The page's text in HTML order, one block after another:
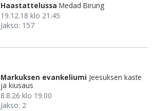
Haastattelussa Medad Birung
19.12.18 klo 21.45
Jakso: 157
Markuksen evankeliumi Jeesuksen kaste
ja kiusaus
8.8.26 klo 19.00
Jakso: 2